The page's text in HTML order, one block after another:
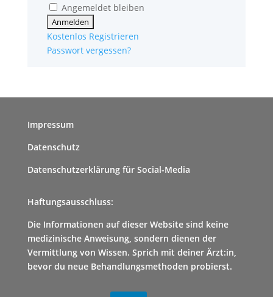
Angemeldet bleiben
Kostenlos Registrieren
Passwort vergessen?
Impressum
Datenschutz
Datenschutzerklärung für Social-Media
Haftungsausschluss:
Die Informationen auf dieser Website sind keine
medizinische Anweisung, sondern dienen der
Vermittlung von Wissen. Sprich mit deiner Ärzt:in,
bevor du neue Behandlungsmethoden probierst.